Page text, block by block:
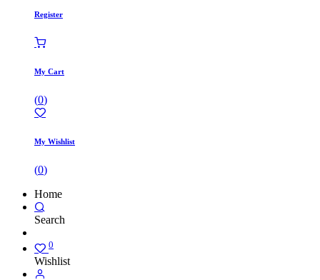
Register
My Cart
(0)
My Wishlist
(0)
Home
Search
0
Wishlist